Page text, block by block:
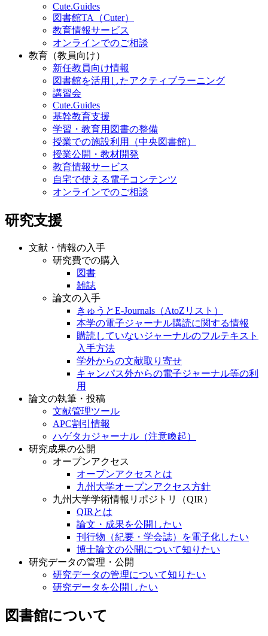
Cute.Guides
図書館TA（Cuter）
教育情報サービス
オンラインでのご相談
教育（教員向け）
新任教員向け情報
図書館を活用したアクティブラーニング
講習会
Cute.Guides
基幹教育支援
学習・教育用図書の整備
授業での施設利用（中央図書館）
授業公開・教材開発
教育情報サービス
自宅で使える電子コンテンツ
オンラインでのご相談
研究支援
文献・情報の入手
研究費での購入
図書
雑誌
論文の入手
きゅうとE-Journals（AtoZリスト）
本学の電子ジャーナル購読に関する情報
購読していないジャーナルのフルテキスト
入手方法
学外からの文献取り寄せ
キャンパス外からの電子ジャーナル等の利
用
論文の執筆・投稿
文献管理ツール
APC割引情報
ハゲタカジャーナル（注意喚起）
研究成果の公開
オープンアクセス
オープンアクセスとは
九州大学オープンアクセス方針
九州大学学術情報リポジトリ（QIR）
QIRとは
論文・成果を公開したい
刊行物（紀要・学会誌）を電子化したい
博士論文の公開について知りたい
研究データの管理・公開
研究データの管理について知りたい
研究データを公開したい
図書館について